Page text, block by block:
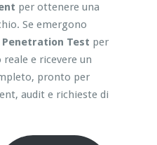
per ottenere una
Se emergono
Penetration Test per
e ricevere un
pronto per
audit e richieste di